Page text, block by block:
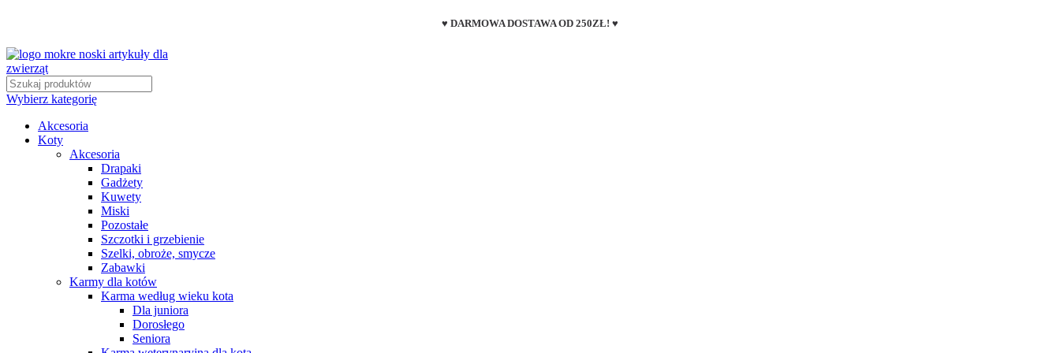
♥ DARMOWA DOSTAWA OD 250ZŁ! ♥
Wybierz kategorię
Akcesoria
Koty
Akcesoria
Drapaki
Gadżety
Kuwety
Miski
Pozostałe
Szczotki i grzebienie
Szelki, obroże, smycze
Zabawki
Karmy dla kotów
Karma według wieku kota
Dla juniora
Dorosłego
Seniora